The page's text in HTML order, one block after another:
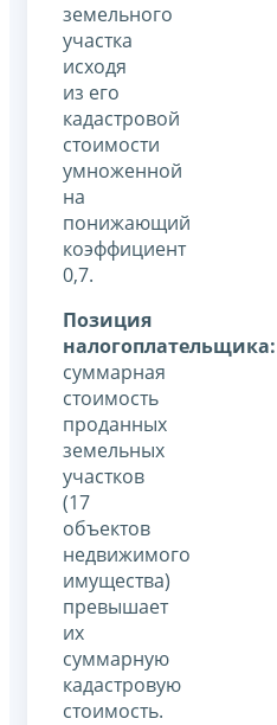
земельного
участка
исходя
из его
кадастровой
стоимости
умноженной
на
понижающий
коэффициент
0,7.
Позиция
налогоплательщика:
суммарная
стоимость
проданных
земельных
участков
(17
объектов
недвижимого
имущества)
превышает
их
суммарную
кадастровую
стоимость.